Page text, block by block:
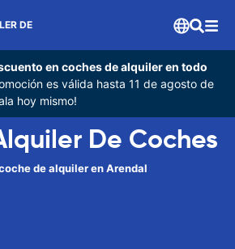
DE
en coches de alquiler en todo
es válida hasta 11 de agosto de
hoy mismo!
De Coches
de alquiler en Arendal